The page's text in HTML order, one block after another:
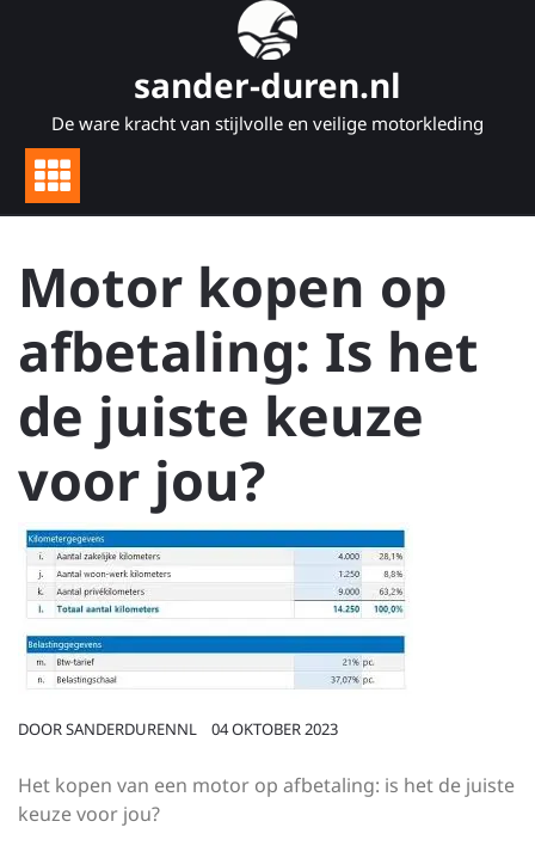
sander-duren.nl
De ware kracht van stijlvolle en veilige motorkleding
Motor kopen op
afbetaling: Is het
de juiste keuze
voor jou?
DOORSANDERDURENNL 04 OKTOBER 2023
Het kopen van een motor op afbetaling: is het de juiste
keuze voor jou?